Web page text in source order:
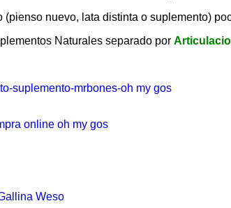
nuevo, lata distinta o suplemento)
Naturales separado por